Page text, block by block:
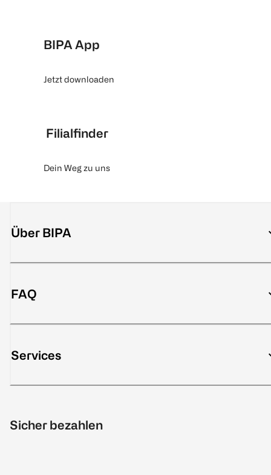
BIPA App
Jetzt downloaden
Filialfinder
Dein Weg zu uns
Über BIPA
FAQ
Services
Sicher bezahlen